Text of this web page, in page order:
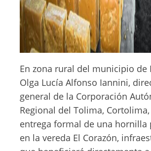
En zona rural del municipio de
Olga Lucía Alfonso Iannini,
general de la Corporación
Regional del Tolima,
entrega formal de una hornilla
en la vereda El Corazón,